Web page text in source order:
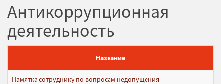
Антикоррупционная
деятельность
Название
Памятка сотруднику по вопросам недопущения